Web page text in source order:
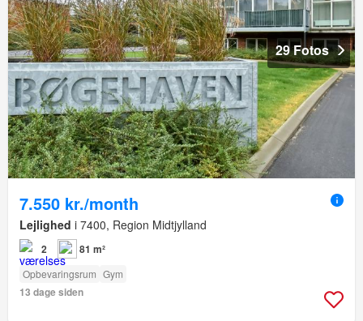
29 Fotos
7.550 kr./month
Lejlighed i 7400, Region Midtjylland
2 81 m²
Opbevaringsrum Gym
13 dage siden